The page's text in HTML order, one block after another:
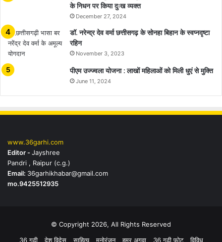
के निधन पर किया दुःख व्यक्त
December 27, 2024
डॉ. नरेन्द्र देव वर्मा छत्तीसगढ़ के सोनहा बिहान के स्वप्नदृष्टा
रहिन
November 3, 2023
पीएम उज्ज्वला योजना : लाखों महिलाओं को मिली धुएं से मुक्ति
June 11, 2024
www.36garhi.com
Editor -Jayshree
Pandri , Raipur (c.g.)
Email: 36garhikhabar@gmail.com
mo.9425512935
© Copyright 2026, All Rights Reserved
36 गढ़ी
देश विदेस साहित्य मनोरंजन हमर अगुवा 36 गढ़ी फोटू विविध